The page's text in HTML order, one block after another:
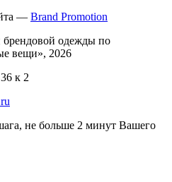
— Brand Promotion
одежды по
вещи», 2026
к 2
не больше 2 минут Вашего